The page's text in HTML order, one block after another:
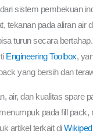
sistem pembekuan
tekanan pada aliran air
turun secara
Engineering Toolbox,
yang bersih dan
air, dan kualitas spare
pada fill
artikel terkait di